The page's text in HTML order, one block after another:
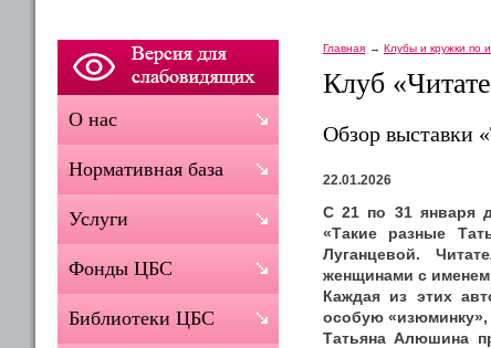
Главная Клубы и кружки по
Клуб
Обзор выставки
22.01.2026
С 21 по 31 января
«Такие разные
Луганцевой.
женщинами с именем
Каждая из этих
особую «изюминку»,
Татьяна Алюшина
О нас
Нормативная база
Услуги
Фонды ЦБС
Библиотеки ЦБС